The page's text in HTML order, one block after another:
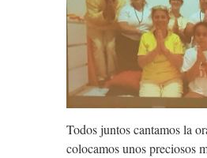
Todos juntos cantamos la
colocamos unos preciosos